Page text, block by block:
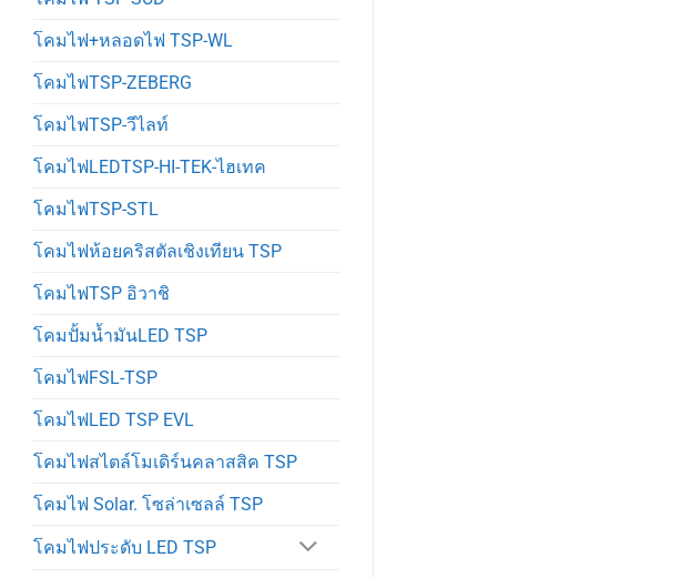
โคมไฟ+หลอดไฟ TSP-WL
โคมไฟTSP-ZEBERG
โคมไฟTSP-วีไลท์
โคมไฟLEDTSP-HI-TEK-ไฮเทค
โคมไฟTSP-STL
โคมไฟห้อยคริสตัลเชิงเทียน TSP
โคมไฟTSP อิวาชิ
โคมปั้มน้ำมันLED TSP
โคมไฟFSL-TSP
โคมไฟLED TSP EVL
โคมไฟสไตล์โมเดิร์นคลาสสิค TSP
โคมไฟ Solar. โซล่าเซลล์ TSP
โคมไฟประดับ LED TSP